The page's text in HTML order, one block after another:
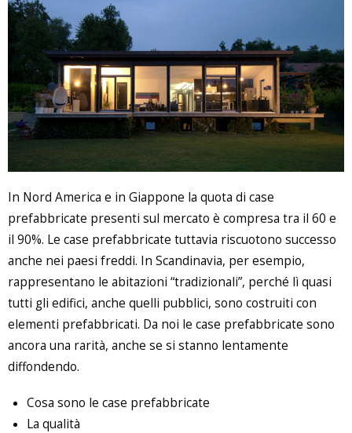
In Nord America e in Giappone la quota di case
prefabbricate presenti sul mercato è compresa tra il 60 e
il 90%. Le case prefabbricate tuttavia riscuotono successo
anche nei paesi freddi. In Scandinavia, per esempio,
rappresentano le abitazioni “tradizionali”, perché lì quasi
tutti gli edifici, anche quelli pubblici, sono costruiti con
elementi prefabbricati. Da noi le case prefabbricate sono
ancora una rarità, anche se si stanno lentamente
diffondendo.
Cosa sono le case prefabbricate
La qualità